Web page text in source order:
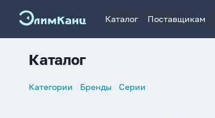
Каталог Поставщикам
Каталог
Список
Категории Бренды Серии